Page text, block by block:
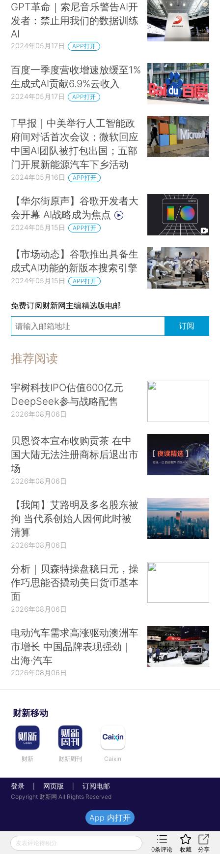
GPT革命｜索尼音乐警告AI开
发者：禁止用我们的数据训练
AI
2024年05月17日 APP打开
百度一季度营收增速放缓至1%
生成式AI贡献6.9%云收入
2024年05月17日 APP打开
T早报｜中美举行人工智能政
府间对话首次会议；微软回应
中国AI团队被打包出国；五部
门开展新能源汽车下乡活动
2024年05月16日 APP打开
【华尔街原声】谷歌开发者大
会开幕 AI战略成为焦点
2024年05月15日 APP打开
【市场动态】谷歌推出具备生
成式AI功能的新版本搜索引擎
2024年05月15日 APP打开
免费订阅财新网主编精选版电邮
订阅
推荐阅读
宇树科技IPO估值600亿元
DeepSeek参与战略配售
2026年08月06日
贝恩资本宣布收购贡茶 在中
国大陆无法注册商标后退出市
场
2026年08月06日
【我闻】艾路明及多名股东被
拘 当代系创始人因何此时被
清算
2026年08月06日
分析｜贝森特操盘稳日元，操
作巧思能否撬动美日货币基本
面
2026年08月06日
电动汽车需求高涨驱动澳洲车
市增长 中国品牌表现强劲｜
出海·汽车
2026年08月06日
财新移动
财新 财新周刊 Caixin
登录 网页版 订阅电邮
Copyright 财新网 All Rights Reserved
发表评论得积分
0条评论 收藏 分享
App 内打开